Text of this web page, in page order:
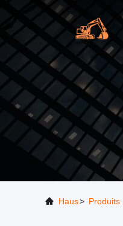
Haus> Produits